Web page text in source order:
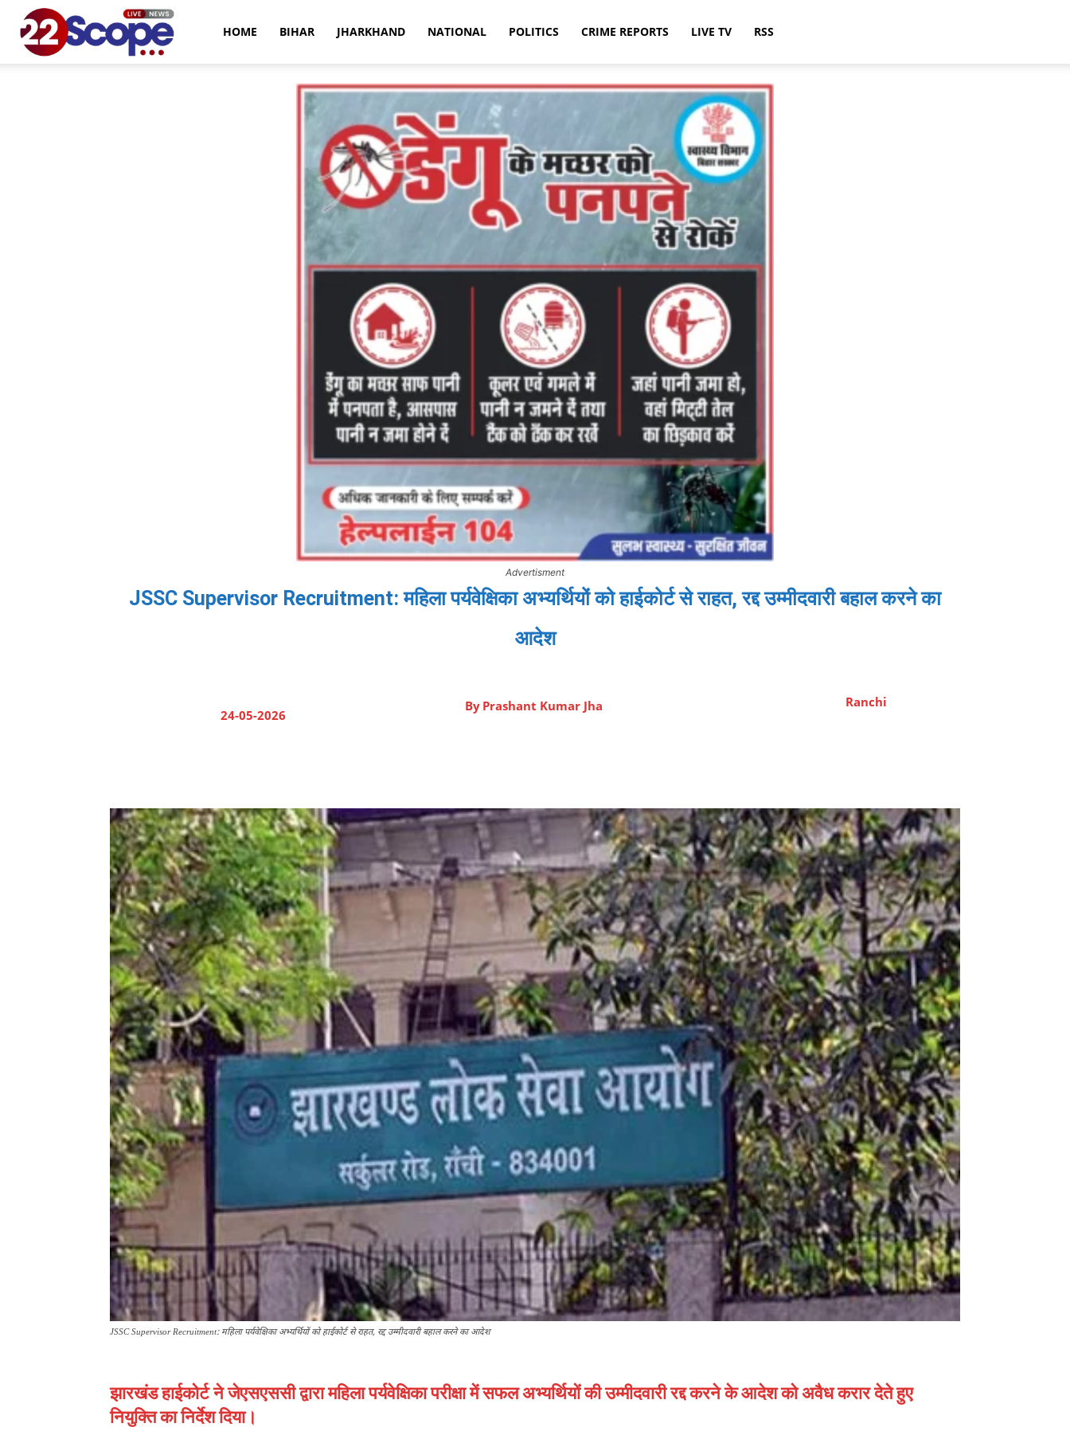
HOME BIHAR JHARKHAND NATIONAL POLITICS CRIME REPORTS LIVE TV RSS
Advertisment
JSSC Supervisor Recruitment: महिला पर्यवेक्षिका अभ्यर्थियों को हाईकोर्ट से राहत, रद्द उम्मीदवारी बहाल करने का
आदेश
24-05-2026
By Prashant Kumar Jha Ranchi
JSSC Supervisor Recruitment: महिला पर्यवेक्षिका अभ्यर्थियों को हाईकोर्ट से राहत, रद्द उम्मीदवारी बहाल करने का आदेश
झारखंड हाईकोर्ट ने जेएसएससी द्वारा महिला पर्यवेक्षिका परीक्षा में सफल अभ्यर्थियों की उम्मीदवारी रद्द करने के आदेश को अवैध करार देते हुए
नियुक्ति का निर्देश दिया।